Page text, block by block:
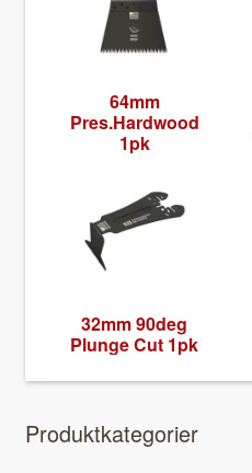
64mm
Pres.Hardwood
1pk
32mm 90deg
Plunge Cut 1pk
Pro­duk­tkat­e­gori­er